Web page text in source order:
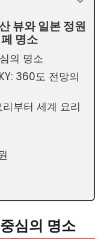
뷰와 일본 정원
명소
의 명소
360도 전망의
부터 세계 요리
심의 명소